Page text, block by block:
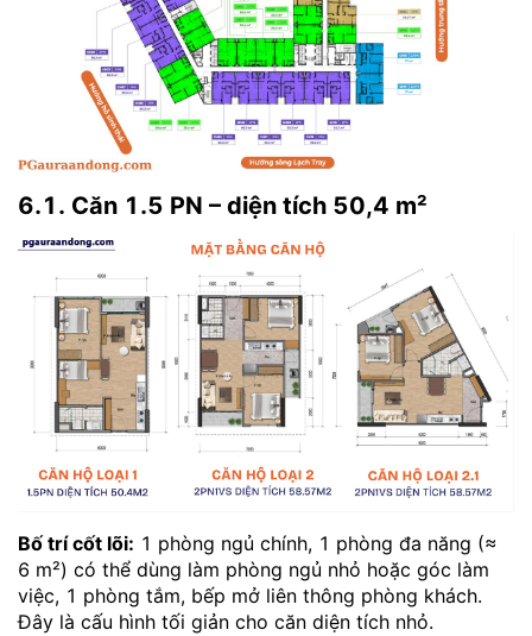
6.1. Căn 1.5 PN – diện tích 50,4 m²
Bố trí cốt lõi: 1 phòng ngủ chính, 1 phòng đa năng (≈
6 m²) có thể dùng làm phòng ngủ nhỏ hoặc góc làm
việc, 1 phòng tắm, bếp mở liên thông phòng khách.
Đây là cấu hình tối giản cho căn diện tích nhỏ.